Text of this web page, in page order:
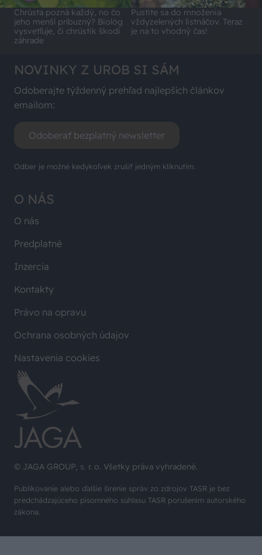
Chrústa pozná každý, no čo
jeho menší príbuzný? Biológ
vysvetľuje, či chrústik škodí
záhrade
Pustite sa do množenia
vždyzelených listnáčov. Teraz
je na to vhodný čas!
© JAGA GROUP, s. r. o. Všetky práva vyhradené.
Publikovanie alebo ďalšie šírenie správ zo zdrojov TASR je bez
predchádzajúceho písomného súhlasu TASR porušením autorského
zákona.
O NÁS
O nás
Predplatné
Inzercia
Kontakty
Právo na opravu
Ochrana osobných údajov
Nastavenia cookies
NOVINKY Z UROB SI SÁM
Odoberajte týždenný prehľad najlepších článkov
emailom:
Odoberať bezplatný newsletter
Odber je možné kedykoľvek zrušiť jedným kliknutím.